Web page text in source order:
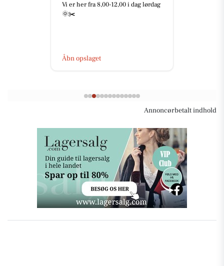
Fritidscenter
🥳🎅🏻 JULEFROKOST 2026 🎄🎉
Åbn opslaget
Annoncørbetalt indhold